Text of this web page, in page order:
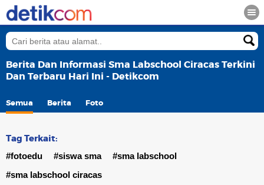
Berita Dan Informasi Sma Labschool Ciracas Terkini
Dan Terbaru Hari Ini - Detikcom
Semua Berita Foto
Tag Terkait:
#fotoedu #siswa sma
#sma labschool
#sma labschool ciracas